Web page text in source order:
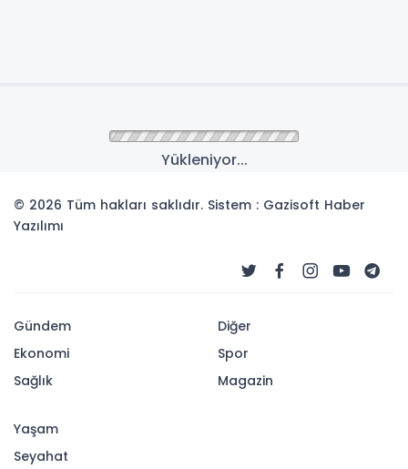
Gündem
engel yok!
Karşıyaka Belediyesi tarafından “Dünya Engelli
Engelsiz Yaşam Meclisi, ZİÇEV, KAZED ve
Karşıyaka Engelliler Spor Kulübü iş birliğiyle
düzenlenen etkinlikler yoğun katılımla